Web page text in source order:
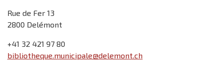
Rue de Fer 13
2800 Delémont
+41 32 421 97 80
bibliotheque.municipale@delemont.ch